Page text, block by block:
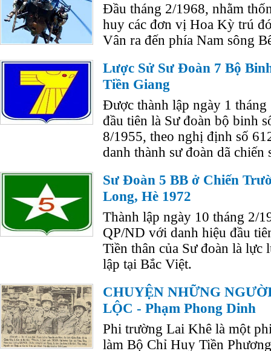
Đầu tháng 2/1968, nhằm
huy các đơn vị Hoa Kỳ trú
Vân ra đến phía Nam sông
Lược Sử Sư Đoàn 7 Bộ
Tiền Giang
Được thành lập ngày 1
đầu tiên là Sư đoàn bộ binh
8/1955, theo nghị định số
danh thành sư đoàn dã chiến
Sư Đoàn 5 BB ở Chiến
Long, Hè 1972
Thành lập ngày 10 tháng 2/
QP/ND với danh hiệu đầu
Tiền thân của Sư đoàn là
lập tại Bắc Việt.
CHUYỆN NHỮNG
LỘC - Phạm Phong Dinh
Phi trường Lai Khê là một
làm Bộ Chỉ Huy Tiền